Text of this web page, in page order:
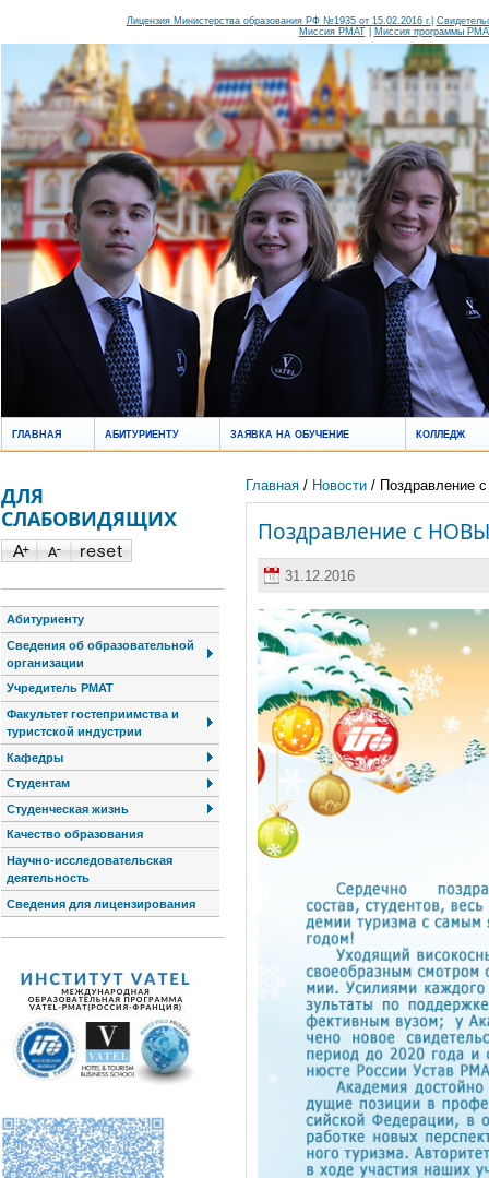
Лицензия Министерства образования РФ №1935 от 15.02.2016 г.
Миссия РМАТ| Миссия программы
ГЛАВНАЯ АБИТУРИЕНТУ ЗАЯВКА НА ОБУЧЕНИЕ КОЛЛЕДЖ
Главная / Новости /
Поздравление с
31.12.2016
ДЛЯ
СЛАБОВИДЯЩИХ
Абитуриенту
Сведения об образовательной
организации
Учредитель РМАТ
Факультет гостеприимства и
туристской индустрии
Кафедры
Студентам
Студенческая жизнь
Качество образования
Научно-исследовательская
деятельность
Сведения для лицензирования